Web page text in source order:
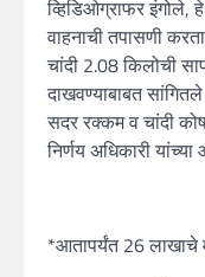
व्हिडिओग्राफर इंगोले,
वाहनाची तपासणी
चांदी 2.08 किलोची
दाखवण्याबाबत
सदर रक्कम व चांदी
निर्णय अधिकारी
*आतापर्यंत 26 लाखाचे